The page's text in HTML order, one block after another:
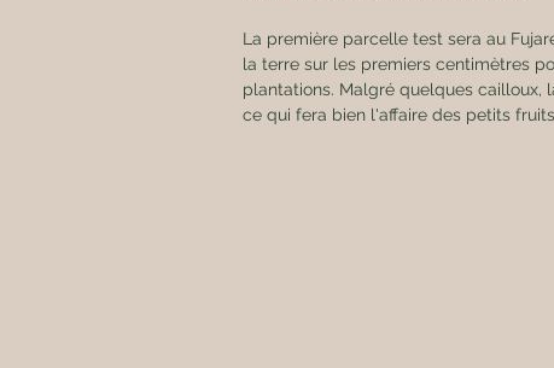
La première parcelle test sera au
la terre sur les premiers centimètres
plantations. Malgré quelques cailloux,
ce qui fera bien l'affaire des petits